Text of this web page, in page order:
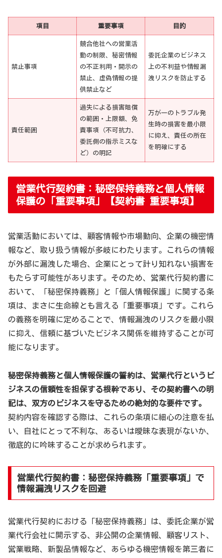
項目 重要事項 目的
禁止事項
競合他社への営業活
動の制限、秘密情報
の不正利用・開示の
禁止、虚偽情報の提
供禁止など
委託企業のビジネス
上の不利益や情報漏
洩リスクを防止する
責任範囲
過失による損害賠償
の範囲・上限額、免
責事項（不可抗力、
委託側の指示ミスな
ど）の明記
万が一のトラブル発
生時の損害を最小限
に抑え、責任の所在
を明確にする
営業代行契約書：秘密保持義務と個人情報
保護の「重要事項」【契約書 重要事項】
営業活動においては、顧客情報や市場動向、企業の機密情
報など、取り扱う情報が多岐にわたります。これらの情報
が外部に漏洩した場合、企業にとって計り知れない損害を
もたらす可能性があります。そのため、営業代行契約書に
おいて、「秘密保持義務」と「個人情報保護」に関する条
項は、まさに生命線とも言える「重要事項」です。これら
の義務を明確に定めることで、情報漏洩のリスクを最小限
に抑え、信頼に基づいたビジネス関係を維持することが可
能になります。
秘密保持義務と個人情報保護の誓約は、営業代行というビ
ジネスの信頼性を担保する根幹であり、その契約書への明
記は、双方のビジネスを守るための絶対的な要件です。
契約内容を確認する際は、これらの条項に細心の注意を払
い、自社にとって不利な、あるいは曖昧な表現がないか、
徹底的に吟味することが求められます。
営業代行契約書：秘密保持義務「重要事項」で
情報漏洩リスクを回避
営業代行契約における「秘密保持義務」は、委託企業が営
業代行会社に開示する、非公開の企業情報、顧客リスト、
営業戦略、新製品情報など、あらゆる機密情報を第三者に